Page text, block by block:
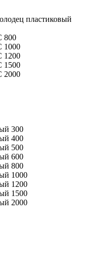
пластиковый
800
1000
1200
1500
2000
300
400
500
600
800
1000
1200
1500
2000